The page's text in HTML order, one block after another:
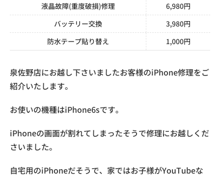
液晶故障(重度破損)修理
6,980円
バッテリー交換
3,980円
防水テープ貼り替え
1,000円
泉佐野店にお越し下さいましたお客様のiPhone修理をご
紹介いたします。
お使いの機種はiPhone6sです。
iPhoneの画面が割れてしまったそうで修理にお越しくだ
さいました。
自宅用のiPhoneだそうで、家ではお子様がYouTubeな